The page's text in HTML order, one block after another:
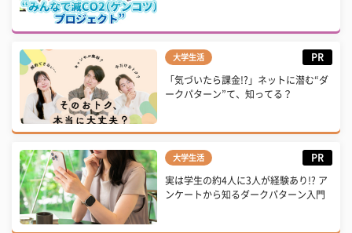
大学生活 PR
「気づいたら課金!?」ネットに潜む“ダ
ークパターン”て、知ってる？
大学生活 PR
実は学生の約4人に3人が経験あり!? ア
ンケートから知るダークパターン入門